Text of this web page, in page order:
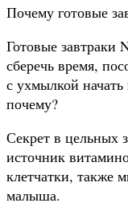
Почему готовые
Готовые
сберечь время,
с ухмылкой
почему?
Секрет в цельных
источник
клетчатки, также
малыша.